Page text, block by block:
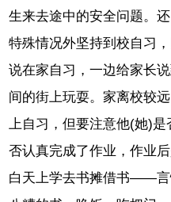
生来去途中的安全问题。
特殊情况外坚持到校自习
说在家自习，一边给家长
间的街上玩耍。家离校较
上自习，但要注意他(她)
否认真完成了作业，作业
白天上学去书摊借书——言